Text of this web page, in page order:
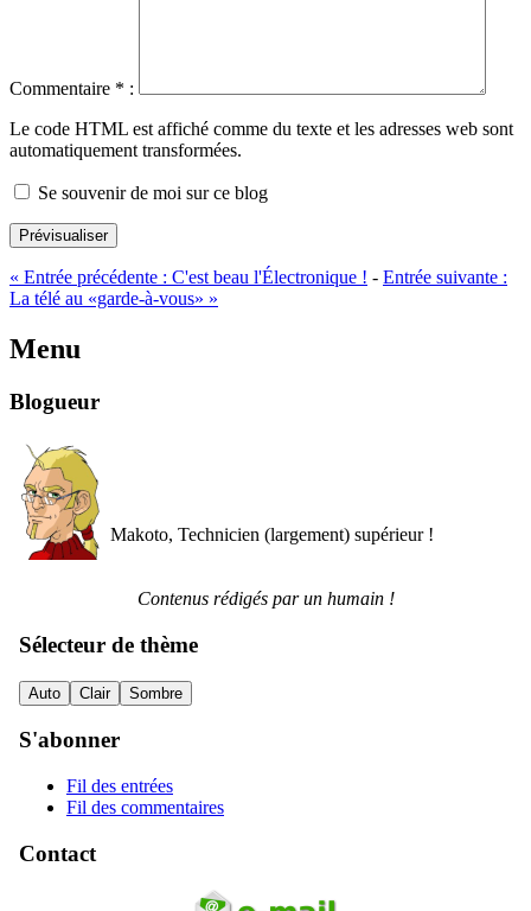
Commentaire * :
Le code HTML est affiché comme du texte et les adresses web sont
automatiquement transformées.
Se souvenir de moi sur ce blog
Prévisualiser
« Entrée précédente : C'est beau l'Électronique ! - Entrée suivante :
La télé au «garde-à-vous» »
Menu
Blogueur
Makoto, Technicien (largement) supérieur !
Contenus rédigés par un humain !
Sélecteur de thème
Auto Clair Sombre
S'abonner
Fil des entrées
Fil des commentaires
Contact